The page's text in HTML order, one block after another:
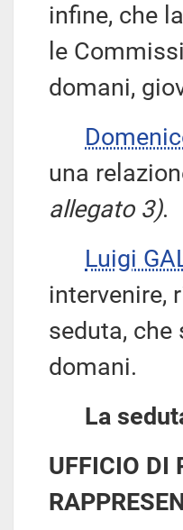
infine, che
le
domani,
una
allegato 3).
Luigi
intervenire,
seduta,
domani.
La
UFFICIO DI